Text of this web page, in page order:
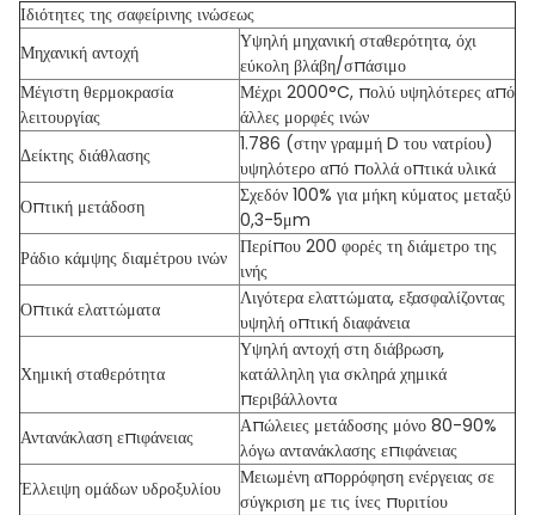
Ιδιότητες της σαφείρινης ινώσεως
Μηχανική αντοχή
Υψηλή μηχανική σταθερότητα, όχι
εύκολη βλάβη/σπάσιμο
Μέγιστη θερμοκρασία
λειτουργίας
Μέχρι 2000°C, πολύ υψηλότερες από
άλλες μορφές ινών
Δείκτης διάθλασης
1.786 (στην γραμμή D του νατρίου)
υψηλότερο από πολλά οπτικά υλικά
Οπτική μετάδοση
Σχεδόν 100% για μήκη κύματος μεταξύ
0,3-5μm
Ράδιο κάμψης διαμέτρου ινών Περίπου 200 φορές τη διάμετρο της
ινής
Οπτικά ελαττώματα
Λιγότερα ελαττώματα, εξασφαλίζοντας
υψηλή οπτική διαφάνεια
Χημική σταθερότητα
Υψηλή αντοχή στη διάβρωση,
κατάλληλη για σκληρά χημικά
περιβάλλοντα
Αντανάκλαση επιφάνειας
Απώλειες μετάδοσης μόνο 80-90%
λόγω αντανάκλασης επιφάνειας
Έλλειψη ομάδων υδροξυλίου
Μειωμένη απορρόφηση ενέργειας σε
σύγκριση με τις ίνες πυριτίου